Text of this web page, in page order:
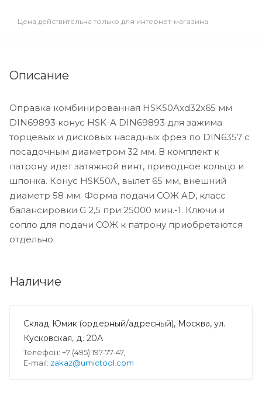
Цена действительна только для интернет-магазина
Описание
Оправка комбинированная HSK50Axd32x65 мм
DIN69893 конус HSK-A DIN69893 для зажима
торцевых и дисковых насадных фрез по DIN6357 с
посадочным диаметром 32 мм. В комплект к
патрону идет затяжной винт, приводное кольцо и
шпонка. Конус HSK50A, вылет 65 мм, внешний
диаметр 58 мм. Форма подачи СОЖ AD, класс
балансировки G 2,5 при 25000 мин.-1. Ключи и
сопло для подачи СОЖ к патрону приобретаются
отдельно.
Наличие
Склад Юмик (ордерный/адресный), Москва, ул.
Кусковская, д. 20А
Телефон: +7 (495) 197-77-47,
E-mail: zakaz@umictool.com